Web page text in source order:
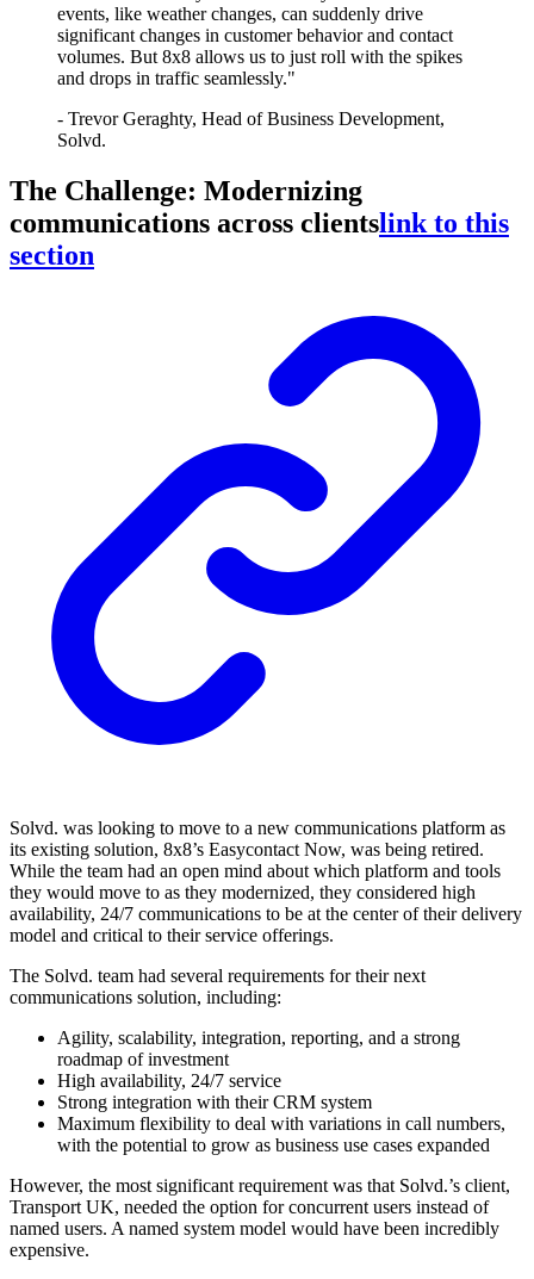
events, like weather changes, can suddenly drive
significant changes in customer behavior and contact
volumes. But 8x8 allows us to just roll with the spikes
and drops in traffic seamlessly."
- Trevor Geraghty, Head of Business Development,
Solvd.
The Challenge: Modernizing
communications across clientslink to this
section
Solvd. was looking to move to a new communications platform as
its existing solution, 8x8’s Easycontact Now, was being retired.
While the team had an open mind about which platform and tools
they would move to as they modernized, they considered high
availability, 24/7 communications to be at the center of their delivery
model and critical to their service offerings.
The Solvd. team had several requirements for their next
communications solution, including:
Agility, scalability, integration, reporting, and a strong
roadmap of investment
High availability, 24/7 service
Strong integration with their CRM system
Maximum flexibility to deal with variations in call numbers,
with the potential to grow as business use cases expanded
However, the most significant requirement was that Solvd.’s client,
Transport UK, needed the option for concurrent users instead of
named users. A named system model would have been incredibly
expensive.